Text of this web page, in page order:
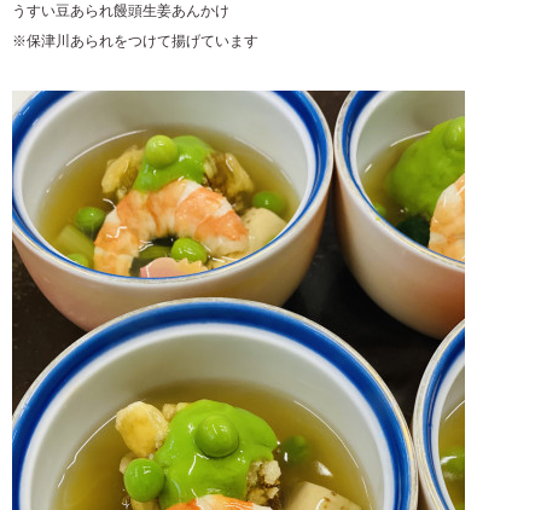
うすい豆あられ饅頭生姜あんかけ
※保津川あられをつけて揚げています